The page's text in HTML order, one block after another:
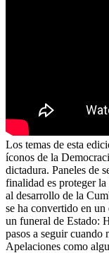
Los temas de esta
íconos de la
dictadura. Paneles de
finalidad es proteger
al desarrollo de la
se ha convertido en
un funeral de Estado:
pasos a seguir
Apelaciones como